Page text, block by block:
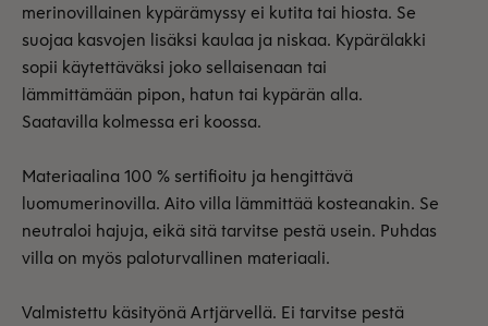
merinovillainen kypärämyssy ei kutita tai hiosta. Se
suojaa kasvojen lisäksi kaulaa ja niskaa. Kypärälakki
sopii käytettäväksi joko sellaisenaan tai
lämmittämään pipon, hatun tai kypärän alla.
Saatavilla kolmessa eri koossa.
Materiaalina 100 % sertifioitu ja hengittävä
luomumerinovilla. Aito villa lämmittää kosteanakin. Se
neutraloi hajuja, eikä sitä tarvitse pestä usein. Puhdas
villa on myös paloturvallinen materiaali.
Valmistettu käsityönä Artjärvellä. Ei tarvitse pestä